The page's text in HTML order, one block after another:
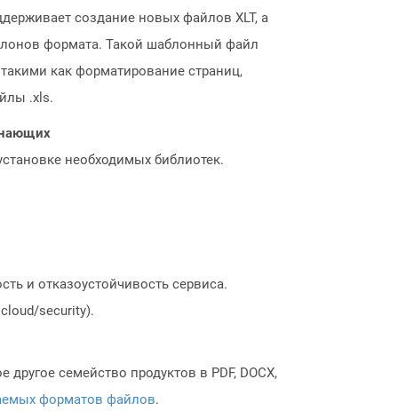
создание новых файлов XLT, а
формата. Такой шаблонный файл
как форматирование страниц,
.xls.
необходимых библиотек.
и отказоустойчивость сервиса.
security).
семейство продуктов в PDF, DOCX,
форматов файлов.